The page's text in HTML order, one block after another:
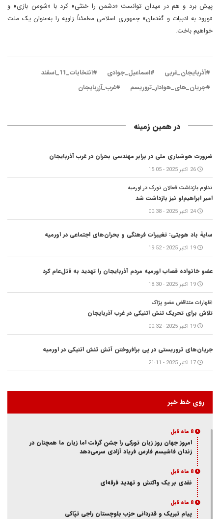
پیش برد و هم در میدان توانست «دشمن را خنثی» کرد با «شومن بازی» و
«ورود به ادبیات و گفتمان» جمهوری اسلامی مطمئناً زاویه را به‌عنوان یک ملت
خواهیم باخت.
#آذربایجان_غربی #اسماعیل_جوادی
#انتخابات_11_اسفند
#جریان_های_هوادار_تروریسم
#غرب_آزربایجان
در همین زمینه
ضرورت هوشیاری ملی در برابر مهندسی بحران در غرب آذربایجان
26 اکتبر 2025 - 15:05
تداوم بازداشت فعالان تورک در اورمیه
امیر ابراهیم‌لو نیز بازداشت شد
24 اکتبر 2025 - 00:38
سایۀ باد هویتی: تغییرات فرهنگی و بحران‌های اجتماعی در اورمیه
19 اکتبر 2025 - 19:52
عضو خانواده قصاب اورمیه مردم آذربایجان را تهدید به قتل‌عام کرد
19 اکتبر 2025 - 18:30
اظهارات متناقض عضو پژاک
تلاش برای تحریک تنش اتنیکی در غرب آذربایجان
19 اکتبر 2025 - 00:32
جریان‌های تروریستی در پی برافروختن آتش تنش اتنیکی در اورمیه
17 اکتبر 2025 - 21:11
روی خط خبر
8 ماه قبل
امروز جهان روز زبان تورکی را جشن گرفت اما زبان ما همچنان در
زندان فاشیسم فارس فریاد آزادی سر‌می‌دهد
8 ماه قبل
نقدی بر یک واکنش و‌ تهدید فرقه‌ای
8 ماه قبل
پیام تبریک و قدردانی حزب بلوچستان راجی تپّاکی